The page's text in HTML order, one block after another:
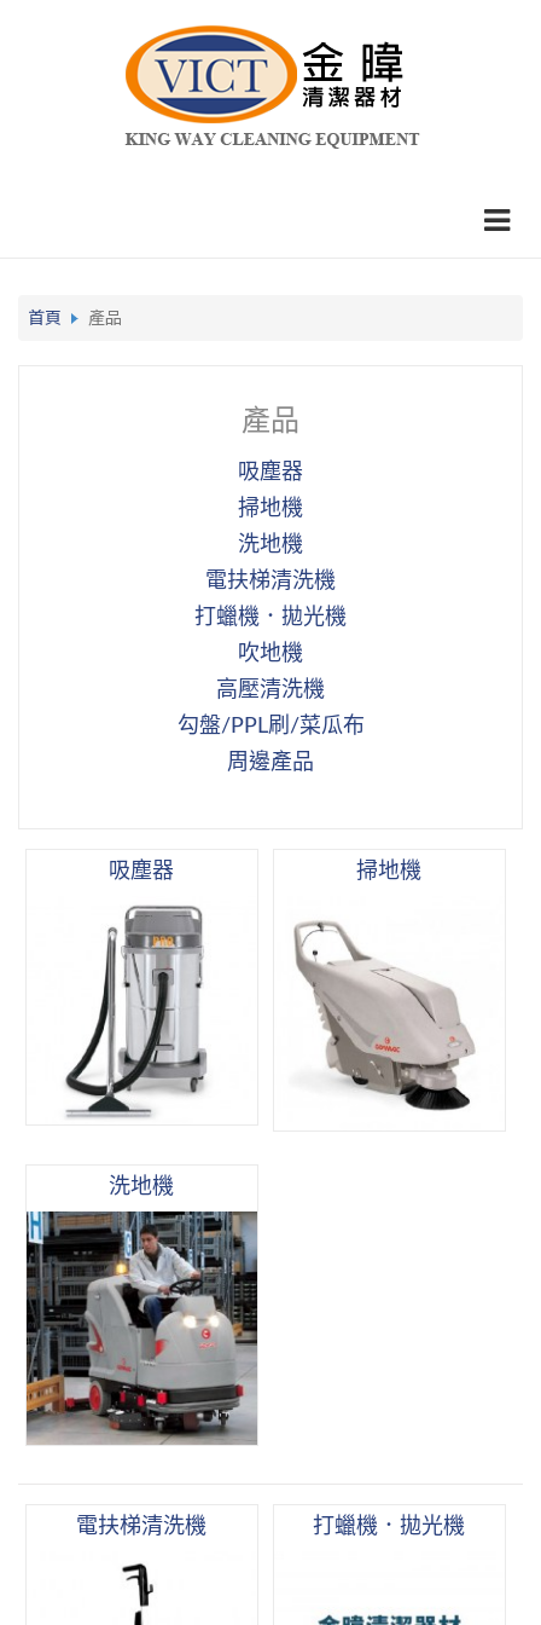
首頁 產品
產品
吸塵器
掃地機
洗地機
電扶梯清洗機
打蠟機．拋光機
吹地機
高壓清洗機
勾盤/PPL刷/菜瓜布
周邊產品
吸塵器 掃地機
洗地機
電扶梯清洗機 打蠟機．拋光機